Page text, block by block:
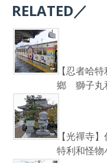
RELATED／
【忍者哈
鄉 獅子丸
【光禪寺
特利和怪物